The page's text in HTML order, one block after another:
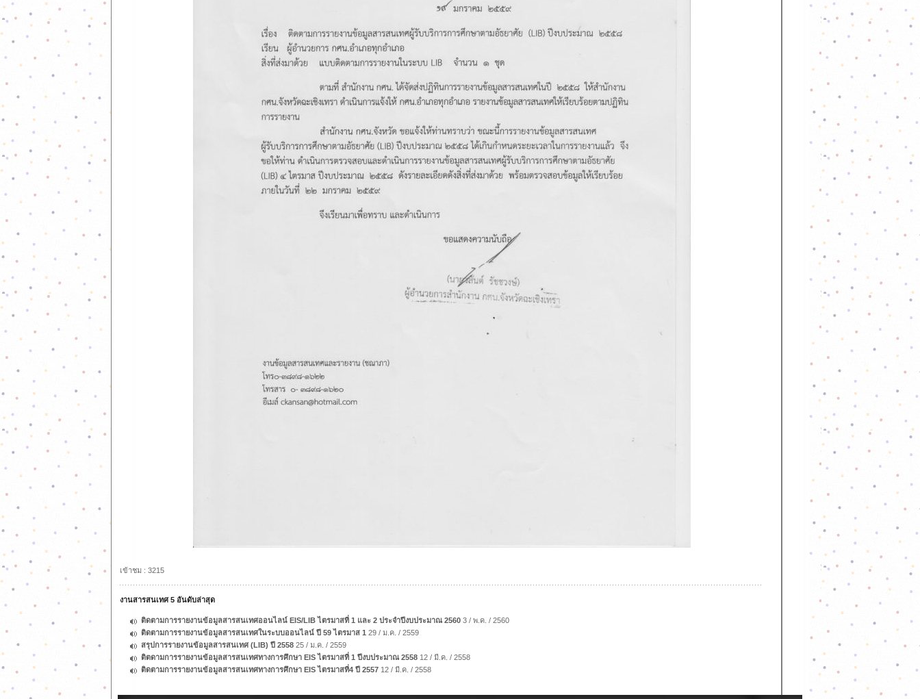
เข้าชม : 3215
งานสารสนเทศ 5 อันดับล่าสุด
ติดตามการรายงานข้อมูลสารสนเทศออนไลน์ EIS/LIB ไตรมาสที่ 1 และ 2 ประจำปีงบประมาณ 2560 3 / พ.ค. / 2560
ติดตามการรายงานข้อมูลสารสนเทศในระบบออนไลน์ ปี 59 ไตรมาส 1 29 / ม.ค. / 2559
สรุปการรายงานข้อมูลสารสนเทศ (LIB) ปี 2558 25 / ม.ค. / 2559
ติตดามการรายงานข้อมูลสารสนเทศทางการศึกษา EIS ไตรมาสที่ 1 ปีงบประมาณ 2558 12 / มี.ค. / 2558
ติดตามการรายงานข้อมูลสารสนเทศทางการศึกษา EIS ไตรมาสที่4 ปี 2557 12 / มี.ค. / 2558